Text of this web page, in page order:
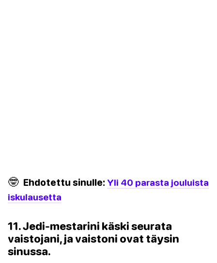
🤓 Ehdotettu sinulle: Yli 40 parasta jouluista
iskulausetta
11. Jedi-mestarini käski seurata
vaistojani, ja vaistoni ovat täysin
sinussa.